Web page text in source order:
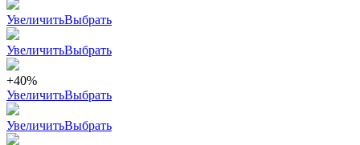
УвеличитьВыбрать
УвеличитьВыбрать
+40%
УвеличитьВыбрать
УвеличитьВыбрать